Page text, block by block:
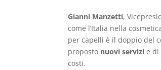
Gianni Manzetti,
come l’Italia nella
per capelli è il doppio del
proposto nuovi servizi e di
costi.